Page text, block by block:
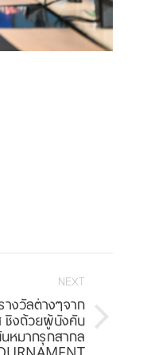
NEXT
างวัลต่างๆจาก
ชิงถ้วยผู้บังคับ
หมากรุกสากล